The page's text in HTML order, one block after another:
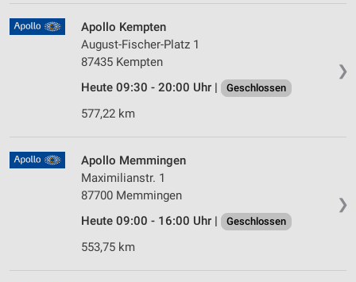
❯
Apollo Kempten
August-Fischer-Platz 1
87435 Kempten
Heute 09:30 - 20:00 Uhr |
Geschlossen
577,22 km
❯
Apollo Memmingen
Maximilianstr. 1
87700 Memmingen
Heute 09:00 - 16:00 Uhr |
Geschlossen
553,75 km